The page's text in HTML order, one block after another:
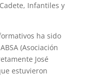
Infantiles y
ha sido
(Asociación
José
estuvieron